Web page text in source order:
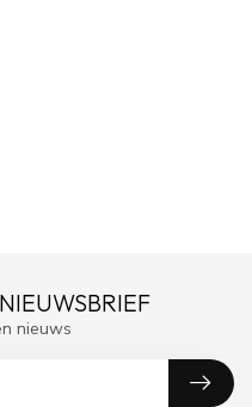
nieuws